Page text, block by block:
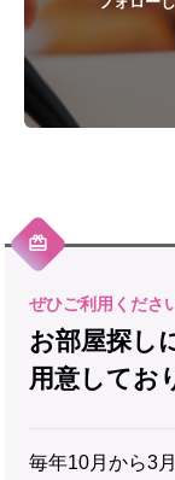
お部屋探し
用意してお
毎年10月から3